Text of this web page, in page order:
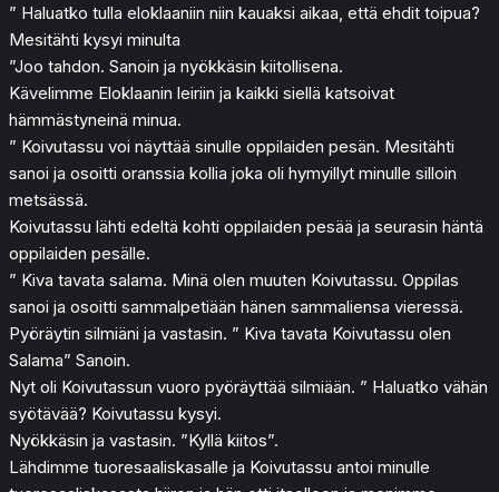
” Haluatko tulla eloklaaniin niin kauaksi aikaa, että ehdit toipua?
Mesitähti kysyi minulta
”Joo tahdon. Sanoin ja nyökkäsin kiitollisena.
Kävelimme Eloklaanin leiriin ja kaikki siellä katsoivat
hämmästyneinä minua.
” Koivutassu voi näyttää sinulle oppilaiden pesän. Mesitähti
sanoi ja osoitti oranssia kollia joka oli hymyillyt minulle silloin
metsässä.
Koivutassu lähti edeltä kohti oppilaiden pesää ja seurasin häntä
oppilaiden pesälle.
” Kiva tavata salama. Minä olen muuten Koivutassu. Oppilas
sanoi ja osoitti sammalpetiään hänen sammaliensa vieressä.
Pyöräytin silmiäni ja vastasin. ” Kiva tavata Koivutassu olen
Salama” Sanoin.
Nyt oli Koivutassun vuoro pyöräyttää silmiään. ” Haluatko vähän
syötävää? Koivutassu kysyi.
Nyökkäsin ja vastasin. ”Kyllä kiitos”.
Lähdimme tuoresaaliskasalle ja Koivutassu antoi minulle